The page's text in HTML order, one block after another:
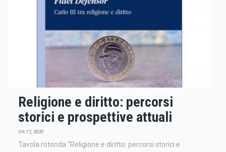
Religione e diritto: percorsi
storici e prospettive attuali
Ott 17, 2025
Tavola rotonda "Religione e diritto: percorsi storici e